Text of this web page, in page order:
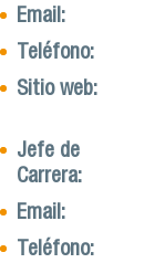
Email:
Teléfono:
Sitio web:
Jefe de
Carrera:
Email:
Teléfono: